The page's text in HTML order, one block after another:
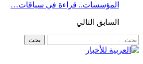
المؤسسات.. قراءة في سياقات…
السابق التالي